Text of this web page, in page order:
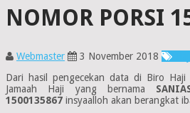
NOMOR PORSI
Webmaster 3 November 2018
Dari hasil pengecekan data di Biro Haji
Jamaah Haji yang bernama
1500135867 insyaalloh akan berangkat